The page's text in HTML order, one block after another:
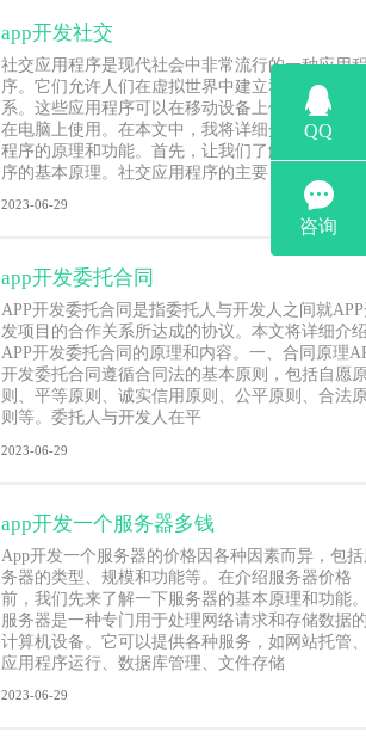
app开发社交
社交应用程序是现代社会中非常流行的一种应用
序。它们允许人们在虚拟世界中建立和维护社交
系。这些应用程序可以在移动设备上使用，也可
在电脑上使用。在本文中，我将详细介绍社交应
程序的原理和功能。首先，让我们了解社交应用
序的基本原理。社交应用程序的主要目标
2023-06-29
app开发委托合同
APP开发委托合同是指委托人与开发人之间就
发项目的合作关系所达成的协议。本文将详细介
APP开发委托合同的原理和内容。一、合同原理
开发委托合同遵循合同法的基本原则，包括自愿
则、平等原则、诚实信用原则、公平原则、合法
则等。委托人与开发人在平
2023-06-29
app开发一个服务器多钱
App开发一个服务器的价格因各种因素而异，包
务器的类型、规模和功能等。在介绍服务器价格
前，我们先来了解一下服务器的基本原理和功能
服务器是一种专门用于处理网络请求和存储数据
计算机设备。它可以提供各种服务，如网站托管
应用程序运行、数据库管理、文件存储
2023-06-29